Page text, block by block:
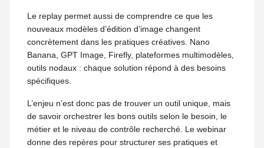
Le replay permet aussi de comprendre ce que les
nouveaux modèles d’édition d’image changent
concrètement dans les pratiques créatives. Nano
Banana, GPT Image, Firefly, plateformes multimodèles,
outils nodaux : chaque solution répond à des besoins
spécifiques.
L’enjeu n’est donc pas de trouver un outil unique, mais
de savoir orchestrer les bons outils selon le besoin, le
métier et le niveau de contrôle recherché. Le webinar
donne des repères pour structurer ses pratiques et